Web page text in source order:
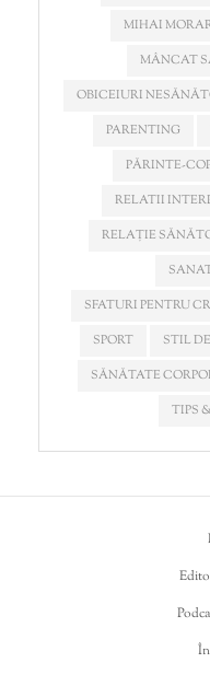
MIHAI
MÂNCAT
OBICEIURI
PARENTING
PĂRINTE-
RELATII
RELAȚIE
SFATURI PENTRU
SPORT
STIL
SĂNĂTATE
TIPS